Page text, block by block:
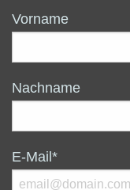
Vorname
Nachname
E-Mail*